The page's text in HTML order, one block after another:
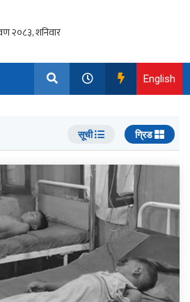
English
सूची ग्रिड